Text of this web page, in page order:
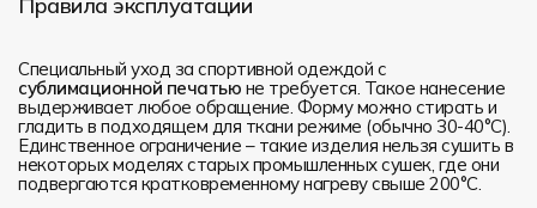
Специальный уход за спортивной одеждой с
сублимационной печатью не требуется. Такое нанесение
выдерживает любое обращение. Форму можно стирать и
гладить в подходящем для ткани режиме (обычно 30-40°С).
Единственное ограничение – такие изделия нельзя сушить в
некоторых моделях старых промышленных сушек, где они
подвергаются кратковременному нагреву свыше 200°С.